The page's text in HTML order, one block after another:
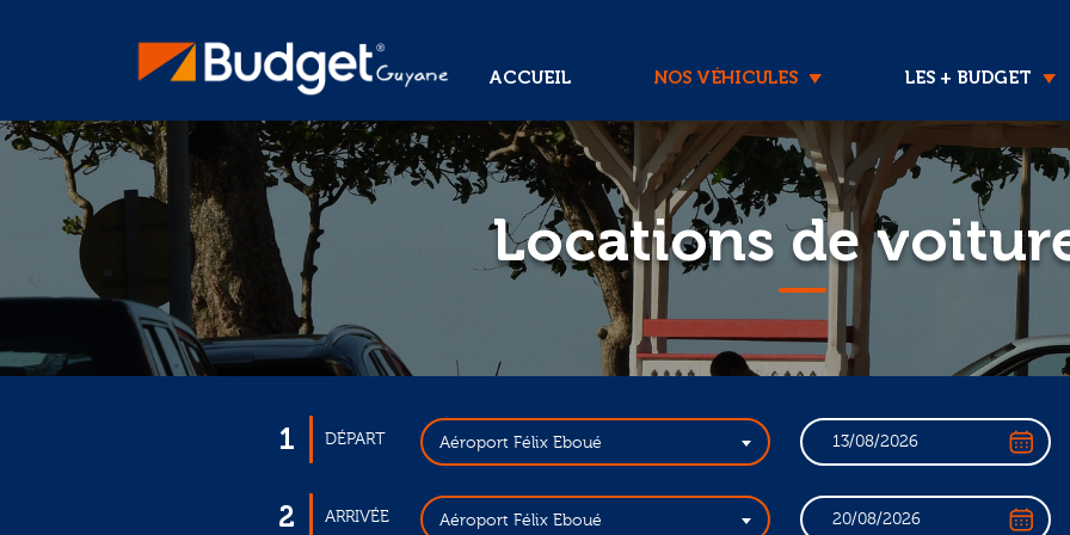
ACCUEIL NOS VÉHICULES LES + BUDGET
Locations de
1 DÉPART Aéroport Félix Eboué
2 ARRIVÉE Aéroport Félix Eboué